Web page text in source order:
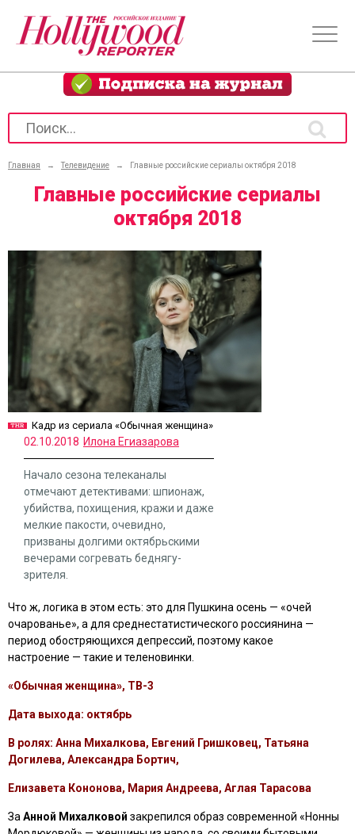
Главная → Телевидение → Главные российские сериалы октября 2018
Главные российские сериалы
октября 2018
Кадр из сериала «Обычная женщина»
02.10.2018 Илона Егиазарова
Начало сезона телеканалы
отмечают детективами: шпионаж,
убийства, похищения, кражи и даже
мелкие пакости, очевидно,
призваны долгими октябрьскими
вечерами согревать беднягу-
зрителя.
Что ж, логика в этом есть: это для Пушкина осень — «очей
очарованье», а для среднестатистического россиянина —
период обостряющихся депрессий, поэтому какое
настроение — такие и теленовинки.
«Обычная женщина», ТВ-3
Дата выхода: октябрь
В ролях: Анна Михалкова, Евгений Гришковец, Татьяна
Догилева, Александра Бортич,
Елизавета Кононова, Мария Андреева, Аглая Тарасова
За Анной Михалковой закрепился образ современной «Нонны